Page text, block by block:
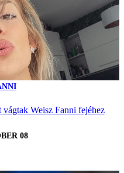
Weisz Fanni fejéhez
08